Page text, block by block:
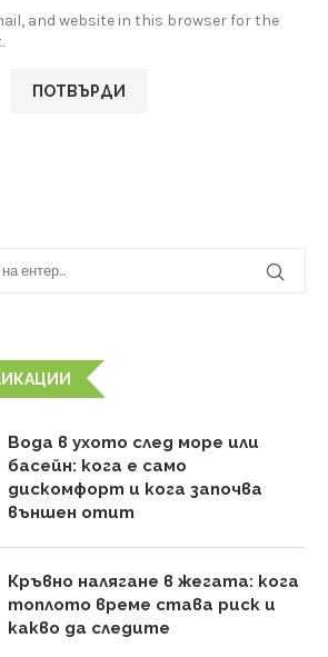
and website in this browser for the
Вода в ухото след море или
басейн: кога е само
дискомфорт и кога започва
външен отит
Кръвно налягане в жегата: кога
топлото време става риск и
какво да следите